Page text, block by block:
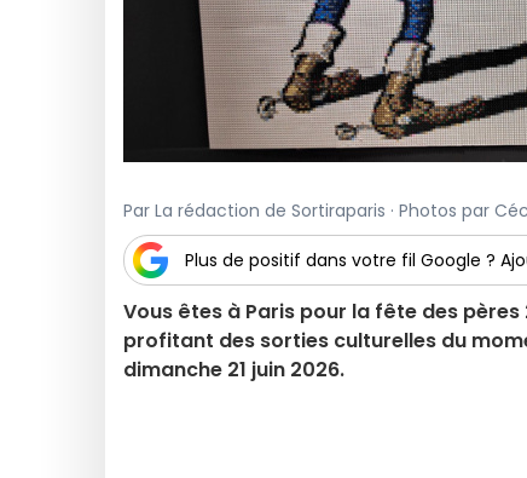
Par La rédaction de Sortiraparis · Photos par
Plus de positif dans votre fil Google ?
Vous êtes à Paris pour la fête des
profitant des sorties culturelles du
dimanche 21 juin 2026.